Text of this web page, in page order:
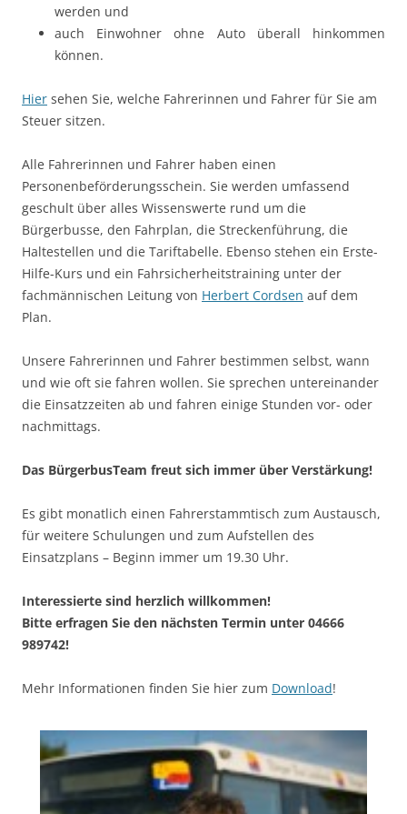
werden und
auch Einwohner ohne Auto überall hinkommen
können.
Hier sehen Sie, welche Fahrerinnen und Fahrer für Sie am
Steuer sitzen.
Alle Fahrerinnen und Fahrer haben einen
Personenbeförderungsschein. Sie werden umfassend
geschult über alles Wissenswerte rund um die
Bürgerbusse, den Fahrplan, die Streckenführung, die
Haltestellen und die Tariftabelle. Ebenso stehen ein Erste-
Hilfe-Kurs und ein Fahrsicherheitstraining unter der
fachmännischen Leitung von Herbert Cordsen auf dem
Plan.
Unsere Fahrerinnen und Fahrer bestimmen selbst, wann
und wie oft sie fahren wollen. Sie sprechen untereinander
die Einsatzzeiten ab und fahren einige Stunden vor- oder
nachmittags.
Das BürgerbusTeam freut sich immer über Verstärkung!
Es gibt monatlich einen Fahrerstammtisch zum Austausch,
für weitere Schulungen und zum Aufstellen des
Einsatzplans – Beginn immer um 19.30 Uhr.
Interessierte sind herzlich willkommen!
Bitte erfragen Sie den nächsten Termin unter 04666
989742!
Mehr Informationen finden Sie hier zum Download!